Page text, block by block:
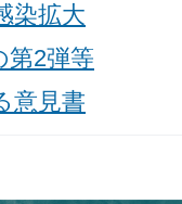
染拡大
第2弾等
意見書